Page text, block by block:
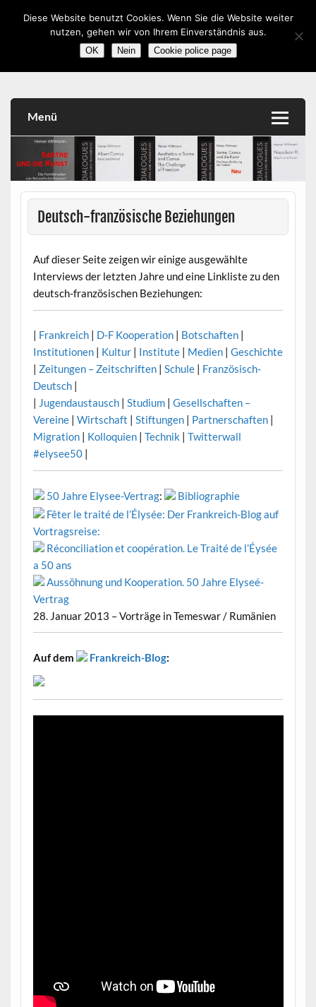
contentromanistik.info
Vorträge, Workshops, Literatur, Kulturwissenschaft,
Menü
Deutsch-französische Beziehungen
Auf dieser Seite zeigen wir einige ausgewählte
Interviews der letzten Jahre und eine Linkliste zu den
deutsch-französischen Beziehungen:
Frankreich| D-F Kooperation| Botschaften|
Institutionen| Kultur| Institute| Medien| Geschichte
Zeitungen – Zeitschriften| Schule| Französisch-
Deutsch|
Jugendaustausch| Studium| Gesellschaften –
Vereine| Wirtschaft Stiftungen| Partnerschaften|
Migration| Kolloquien| Technik
Twitterwall
#elysee50|
50 Jahre Elysee-Vertrag:
Bibliographie
Fêter le traité de l’Élysée: Der Frankreich-Blog auf
Vortragsreise:
Réconciliation et coopération. Le Traité de l’Éysée
a 50 ans
Aussöhnung und Kooperation. 50 Jahre Elyseé-
Vertrag
28. Januar 2013 – Vorträge in Temeswar / Rumänien
Auf dem Frankreich-Blog:
Diese Website benutzt Cookies. Wenn Sie die Website weiter
nutzen, gehen wir von Ihrem Einverständnis aus.
OK Nein Cookie police page